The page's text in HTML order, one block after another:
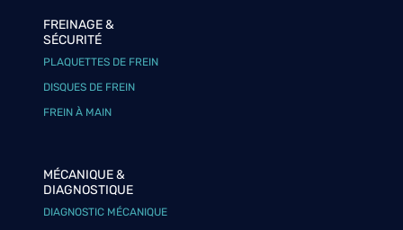
FREINAGE &
SÉCURITÉ
PLAQUETTES DE FREIN
DISQUES DE FREIN
FREIN À MAIN
MÉCANIQUE &
DIAGNOSTIQUE
DIAGNOSTIC MÉCANIQUE